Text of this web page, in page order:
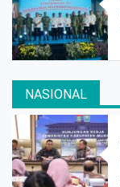
NASIONAL